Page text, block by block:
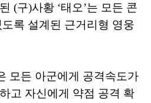
(구)사황 ‘태오’는 모든 콘
록 설계된 근거리형 영웅
모든 아군에게 공격속도가
고 자신에게 약점 공격 확